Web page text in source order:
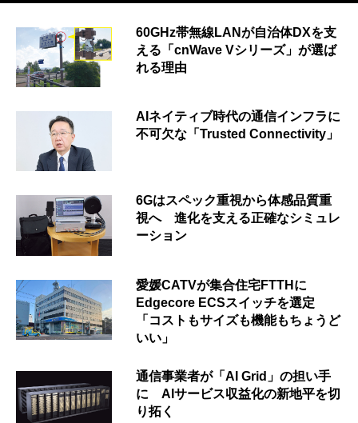
60GHz帯無線LANが自治体DXを支
える「cnWave Vシリーズ」が選ば
れる理由
AIネイティブ時代の通信インフラに
不可欠な「Trusted Connectivity」
6Gはスペック重視から体感品質重
視へ 進化を支える正確なシミュレ
ーション
愛媛CATVが集合住宅FTTHに
Edgecore ECSスイッチを選定
「コストもサイズも機能もちょうど
いい」
通信事業者が「AI Grid」の担い手
に AIサービス収益化の新地平を切
り拓く